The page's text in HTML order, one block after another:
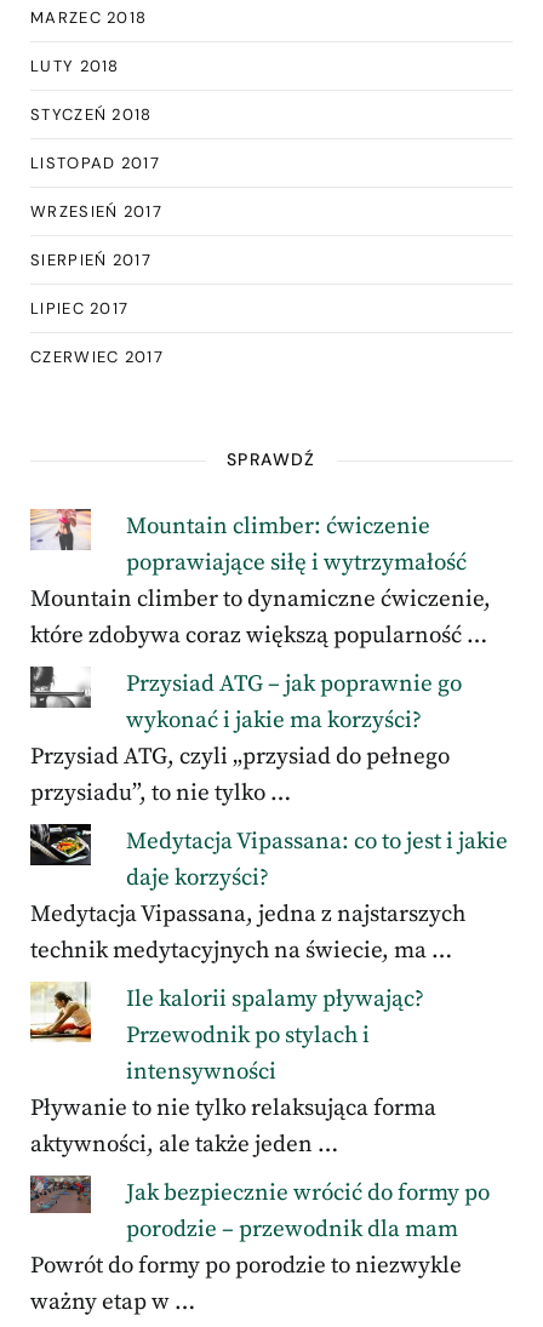
MARZEC 2018
LUTY 2018
STYCZEŃ 2018
LISTOPAD 2017
WRZESIEŃ 2017
SIERPIEŃ 2017
LIPIEC 2017
CZERWIEC 2017
SPRAWDŹ
Mountain climber: ćwiczenie
poprawiające siłę i wytrzymałość
Mountain climber to dynamiczne ćwiczenie,
które zdobywa coraz większą popularność …
Przysiad ATG – jak poprawnie go
wykonać i jakie ma korzyści?
Przysiad ATG, czyli „przysiad do pełnego
przysiadu”, to nie tylko …
Medytacja Vipassana: co to jest i jakie
daje korzyści?
Medytacja Vipassana, jedna z najstarszych
technik medytacyjnych na świecie, ma …
Ile kalorii spalamy pływając?
Przewodnik po stylach i
intensywności
Pływanie to nie tylko relaksująca forma
aktywności, ale także jeden …
Jak bezpiecznie wrócić do formy po
porodzie – przewodnik dla mam
Powrót do formy po porodzie to niezwykle
ważny etap w …